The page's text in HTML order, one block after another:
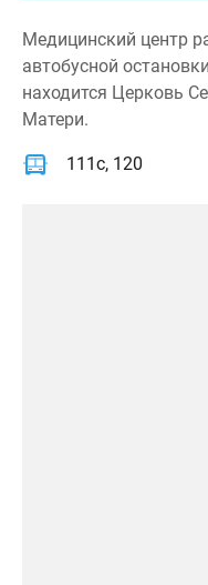
Медицинский центр
автобусной
находится Церковь
Матери.
111с, 120